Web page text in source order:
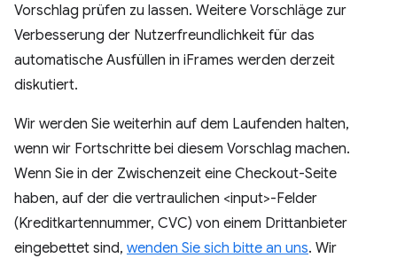
Vorschlag prüfen zu lassen. Weitere Vorschläge zur
Verbesserung der Nutzerfreundlichkeit für das
automatische Ausfüllen in iFrames werden derzeit
diskutiert.
Wir werden Sie weiterhin auf dem Laufenden halten,
wenn wir Fortschritte bei diesem Vorschlag machen.
Wenn Sie in der Zwischenzeit eine Checkout-Seite
haben, auf der die vertraulichen <input>-Felder
(Kreditkartennummer, CVC) von einem Drittanbieter
eingebettet sind, wenden Sie sich bitte an uns. Wir